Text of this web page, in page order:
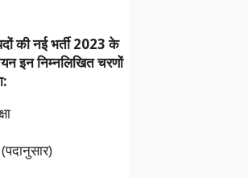
की नई भर्ती 2023 के
इन निम्नलिखित चरणों